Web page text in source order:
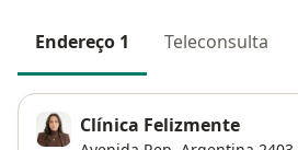
Endereço 1 Teleconsulta
Clínica Felizmente